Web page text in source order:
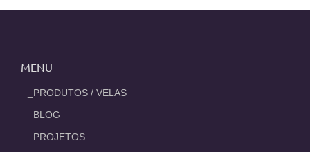
MENU
_PRODUTOS / VELAS
_BLOG
_PROJETOS